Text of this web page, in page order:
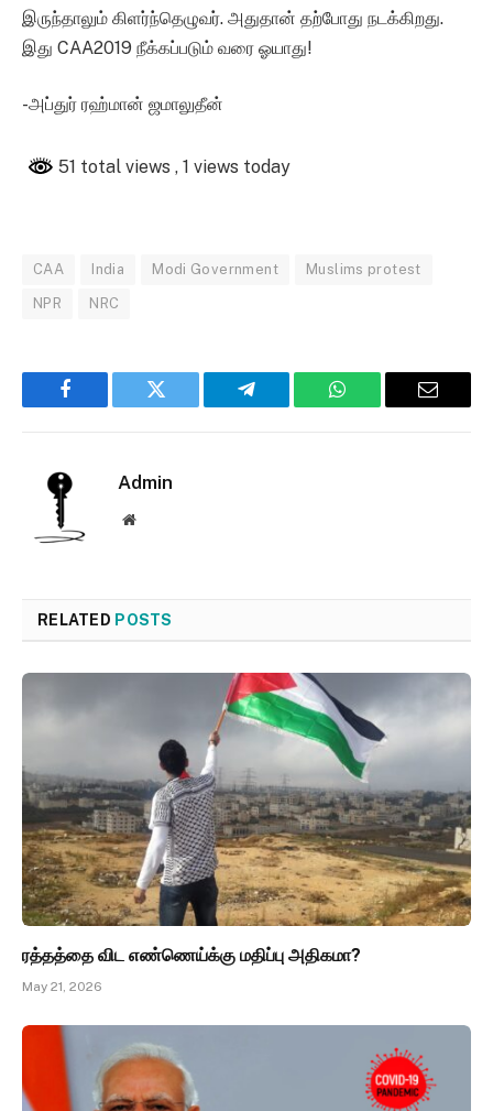
இருந்தாலும் கிளர்ந்தெழுவர். அதுதான் தற்போது நடக்கிறது.
இது CAA2019 நீக்கப்படும் வரை ஓயாது!
-அப்துர் ரஹ்மான் ஜமாலுதீன்
51 total views , 1 views today
CAA India Modi Government Muslims protest
NPR NRC
Facebook Twitter Telegram WhatsApp Email
Admin
Website
RELATED POSTS
ரத்தத்தை விட எண்ணெய்க்கு மதிப்பு அதிகமா?
May 21, 2026